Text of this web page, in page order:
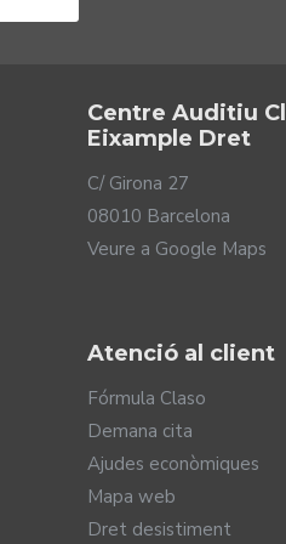
innovador
NEXIA ITC uneix el
tecnologia recarregable per
Els nous ReSound NEXIA
Centre Auditiu
Eixample Dret
C/ Girona 27
08010 Barcelona
Veure a Google Maps
Atenció al client
Fórmula Claso
Demana cita
Ajudes econòmiques
Mapa web
Dret desistiment